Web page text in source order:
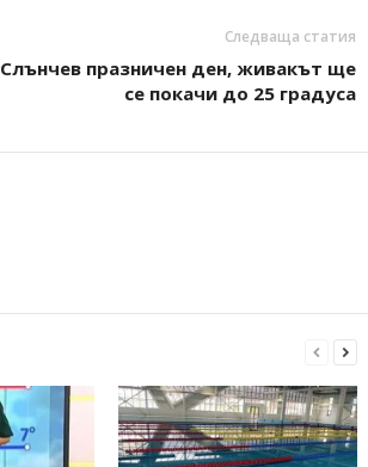
Следваща статия
Слънчев празничен ден, живакът ще
се покачи до 25 градуса